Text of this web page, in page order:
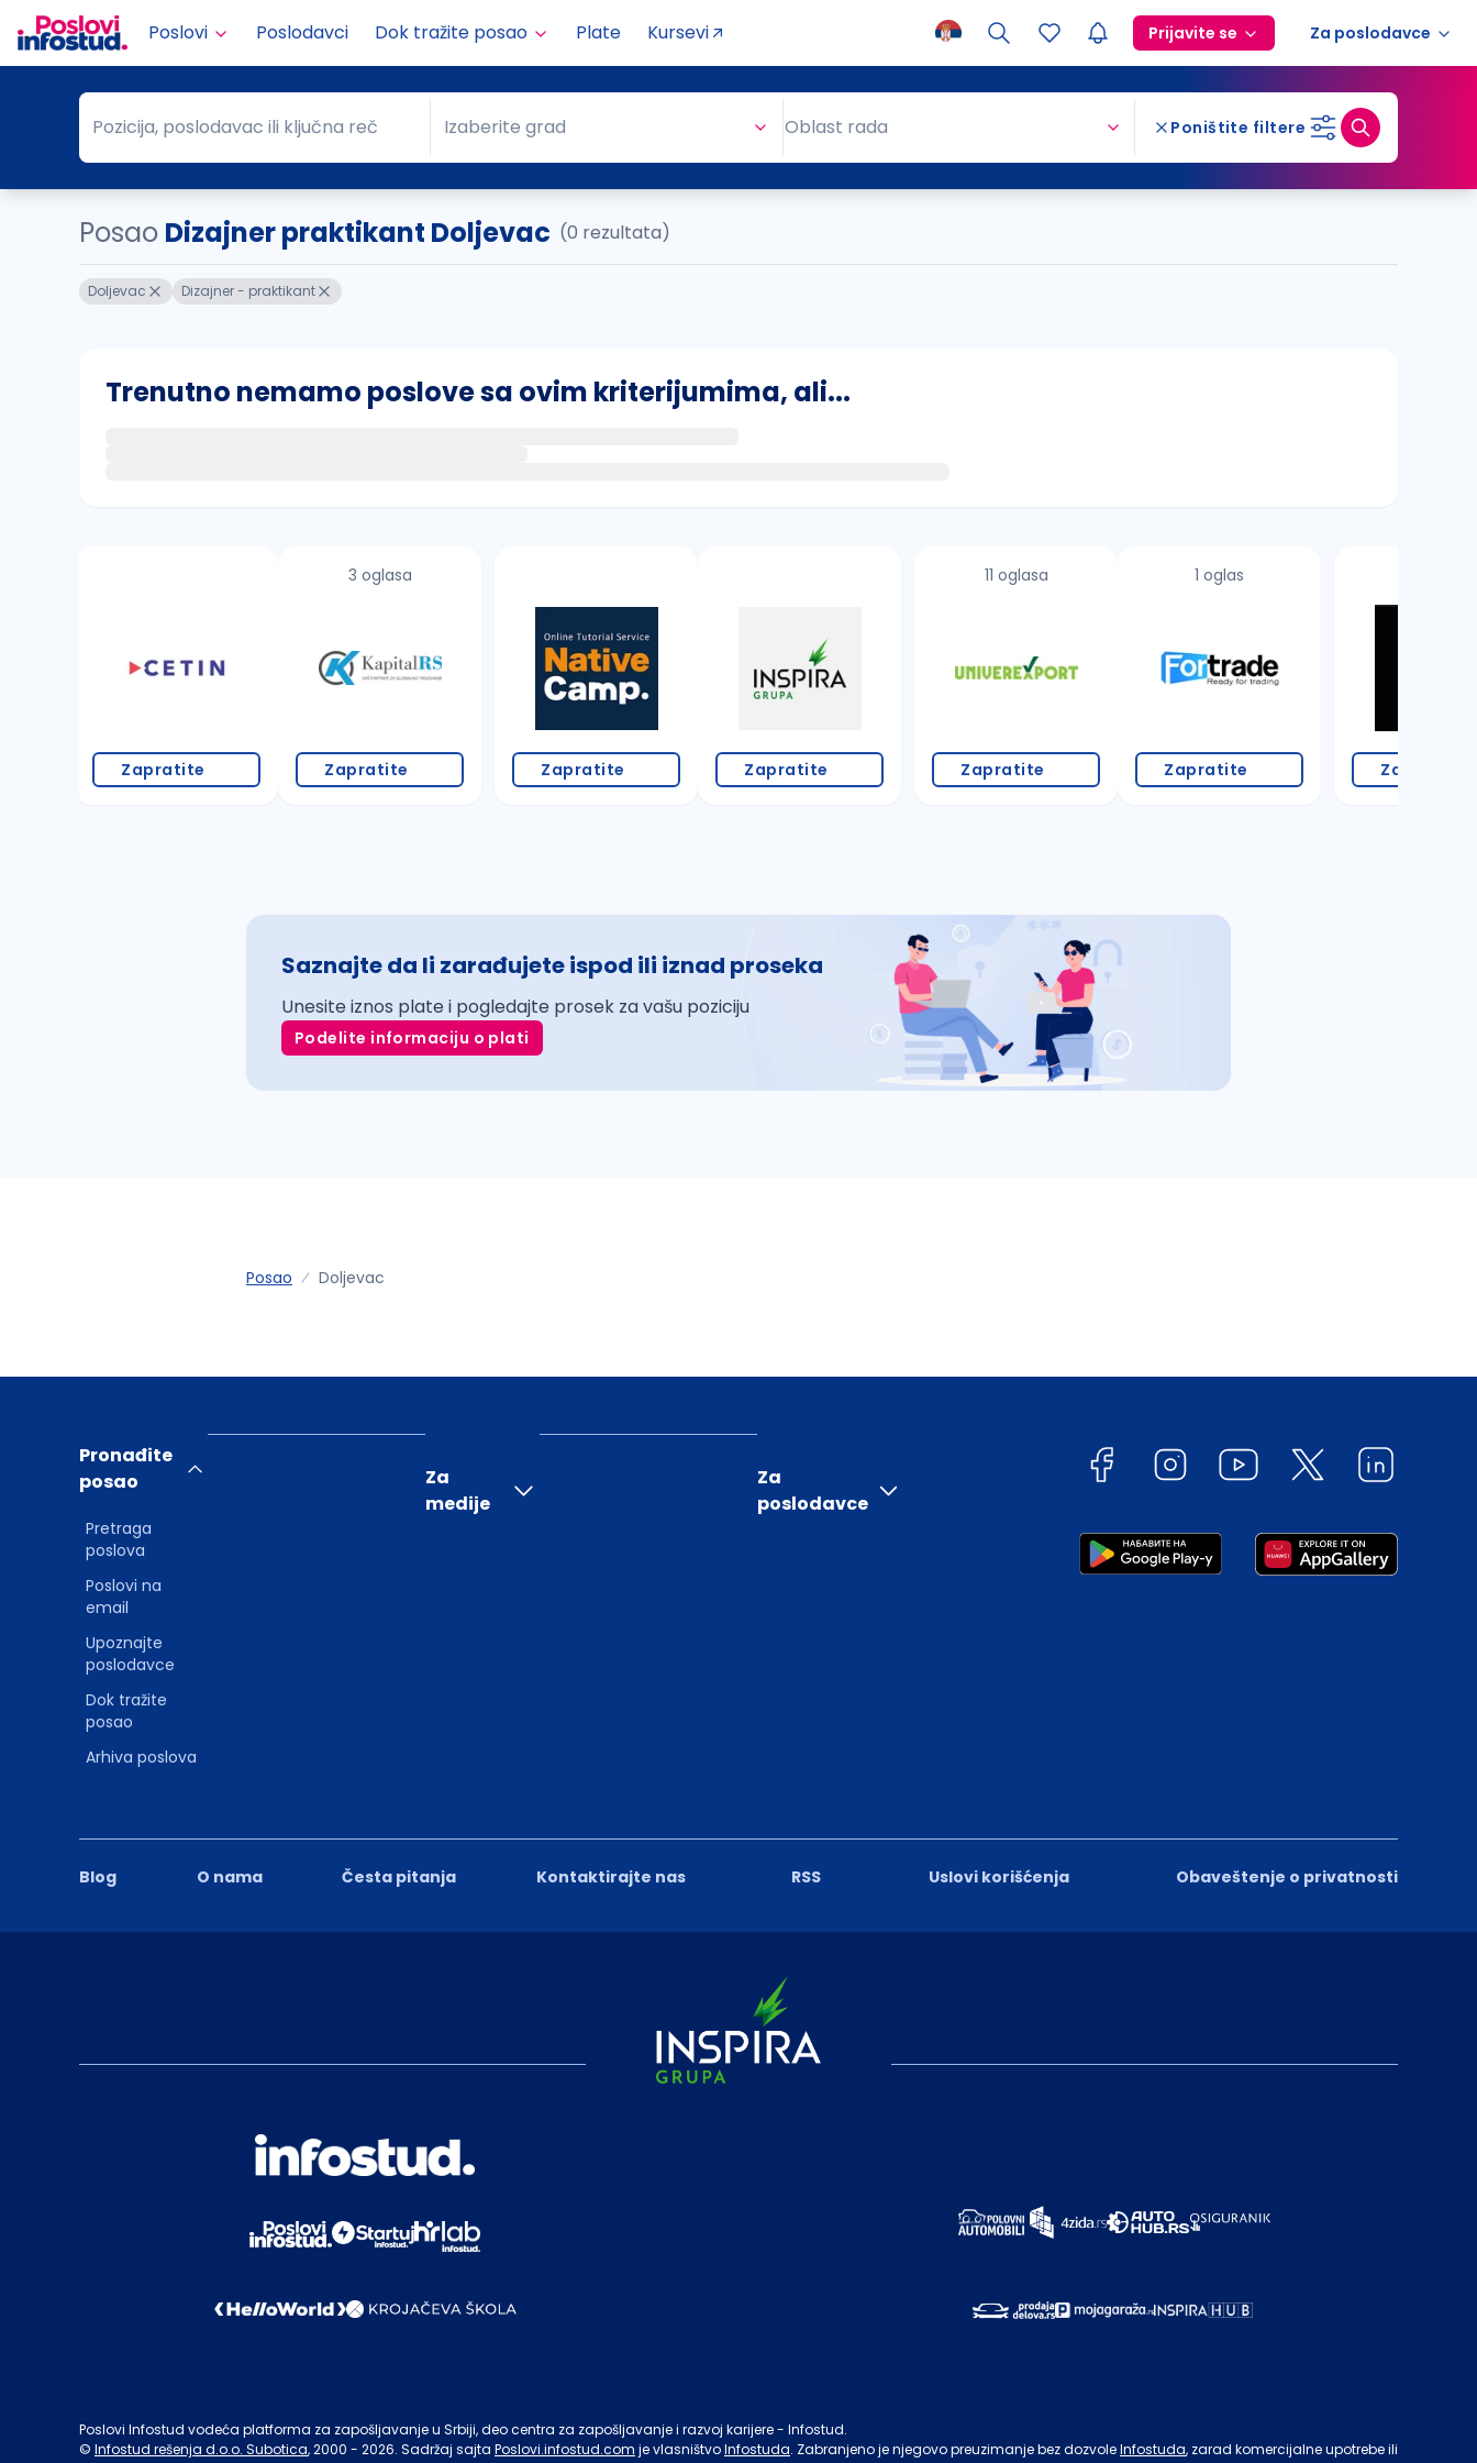
Poslovi Poslodavci Dok tražite posao Plate Kursevi Prijavite se Za poslodavce
Pozicija, poslodavac ili ključna reč
Pozicija, poslodavac ili ključna reč Grad
Izaberite grad Oblast rada Poništite filtere
Posao Dizajner praktikant Doljevac (0 rezultata)
Doljevac Dizajner - praktikant
Trenutno nemamo poslove sa ovim kriterijumima, ali...
proverite pravopisne greške (koristite č, ć, š, đ, ž, dž)
povećajte radijus za odabrani grad
Zapratite
3 oglasa
Zapratite Zapratite Zapratite
11 oglasa
Zapratite
1 oglas
Zapratite Zapratite
Saznajte da li zarađujete ispod ili iznad proseka
Unesite iznos plate i pogledajte prosek za vašu poziciju
Podelite informaciju o plati
Posao Doljevac
Blog O nama Česta pitanja Kontaktirajte nas RSS Uslovi korišćenja Obaveštenje o privatnosti
Pronađite
posao
Pretraga
poslova
Poslovi na
email
Upoznajte
poslodavce
Dok tražite
posao
Arhiva poslova
Za
medije
Za
poslodavce
Poslovi Infostud vodeća platforma za zapošljavanje u Srbiji, deo centra za zapošljavanje i razvoj karijere - Infostud.
© Infostud rešenja d.o.o. Subotica, 2000 - 2026. Sadržaj sajta Poslovi.infostud.com je vlasništvoInfostuda. Zabranjeno je njegovo preuzimanje bez dozvoleInfostuda, zarad komercijalne upotrebe ili